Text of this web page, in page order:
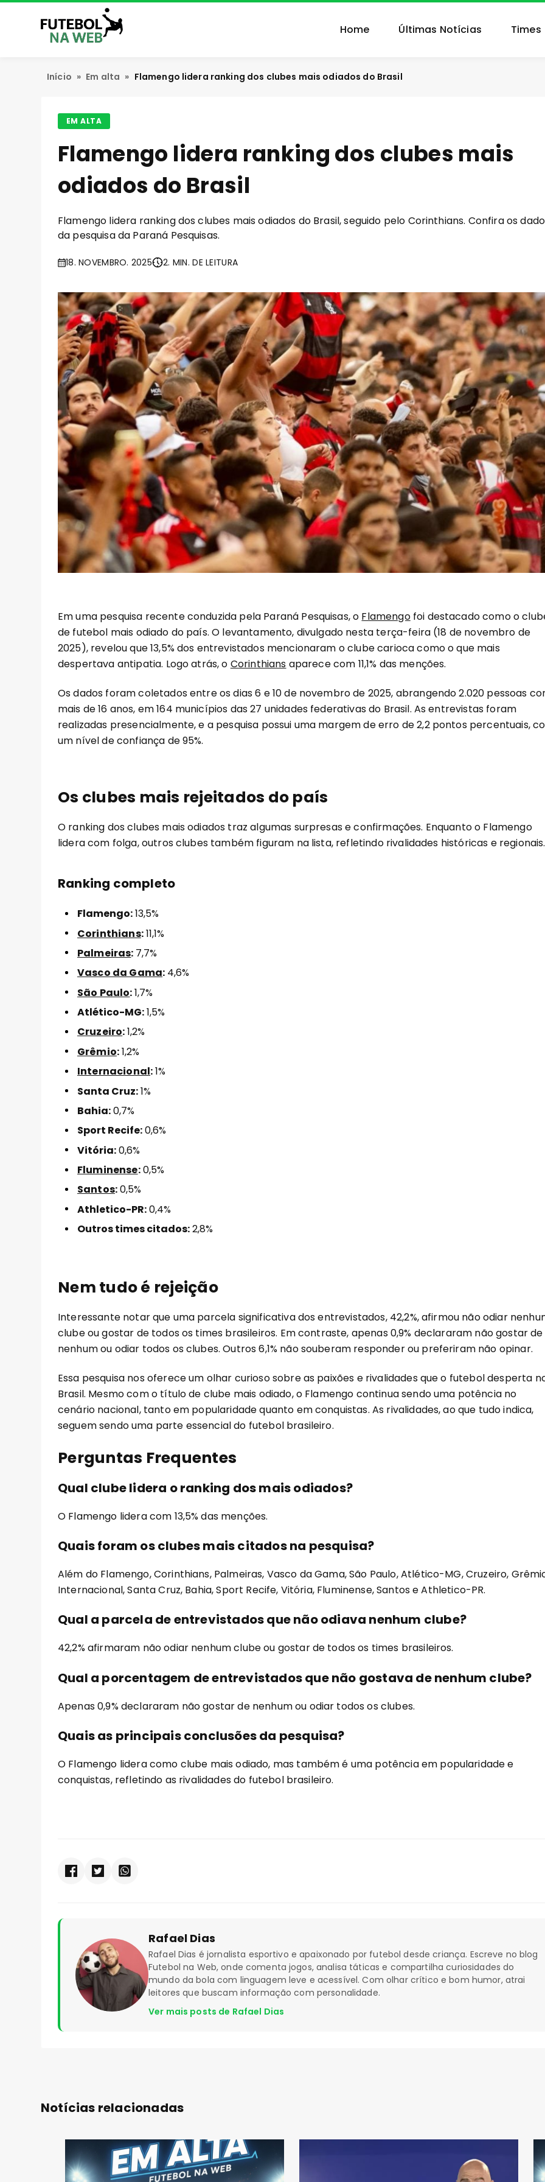
Home Últimas Notícias Times
Início » Em alta » Flamengo lidera ranking dos clubes mais odiados do Brasil
EM ALTA
Flamengo lidera ranking dos clubes mais
odiados do Brasil
Flamengo lidera ranking dos clubes mais odiados do Brasil, seguido pelo Corinthians. Confira os
da pesquisa da Paraná Pesquisas.
18. NOVEMBRO. 2025 2. MIN. DE LEITURA
Em uma pesquisa recente conduzida pela Paraná Pesquisas, o Flamengofoi destacado como o
de futebol mais odiado do país. O levantamento, divulgado nesta terça-feira (18 de novembro de
2025), revelou que 13,5% dos entrevistados mencionaram o clube carioca como o que mais
despertava antipatia. Logo atrás, o Corinthians aparece com 11,1% das menções.
Os dados foram coletados entre os dias 6 e 10 de novembro de 2025, abrangendo 2.020 pessoas
mais de 16 anos, em 164 municípios das 27 unidades federativas do Brasil. As entrevistas foram
realizadas presencialmente, e a pesquisa possui uma margem de erro de 2,2 pontos percentuais,
um nível de confiança de 95%.
Os clubes mais rejeitados do país
O ranking dos clubes mais odiados traz algumas surpresas e confirmações. Enquanto o Flamengo
lidera com folga, outros clubes também figuram na lista, refletindo rivalidades históricas e regionais.
Ranking completo
Flamengo:13,5%
Corinthians:11,1%
Palmeiras: 7,7%
Vasco da Gama: 4,6%
São Paulo:1,7%
Atlético-MG:1,5%
Cruzeiro:1,2%
Grêmio:1,2%
Internacional:1%
Santa Cruz:1%
Bahia:0,7%
Sport Recife:0,6%
Vitória:0,6%
Fluminense:0,5%
Santos:0,5%
Athletico-PR:0,4%
Outros times citados:2,8%
Nem tudo é rejeição
Interessante notar que uma parcela significativa dos entrevistados, 42,2%, afirmou não odiar
clube ou gostar de todos os times brasileiros. Em contraste, apenas 0,9% declararam não gostar de
nenhum ou odiar todos os clubes. Outros 6,1% não souberam responder ou preferiram não opinar.
Essa pesquisa nos oferece um olhar curioso sobre as paixões e rivalidades que o futebol desperta
Brasil. Mesmo com o título de clube mais odiado, o Flamengo continua sendo uma potência no
cenário nacional, tanto em popularidade quanto em conquistas. As rivalidades, ao que tudo indica,
seguem sendo uma parte essencial do futebol brasileiro.
Perguntas Frequentes
Qual clube lidera o ranking dos mais odiados?
O Flamengo lidera com 13,5% das menções.
Quais foram os clubes mais citados na pesquisa?
Além do Flamengo, Corinthians, Palmeiras, Vasco da Gama, São Paulo, Atlético-MG, Cruzeiro,
Internacional, Santa Cruz, Bahia, Sport Recife, Vitória, Fluminense, Santos e Athletico-PR.
Qual a parcela de entrevistados que não odiava nenhum clube?
42,2% afirmaram não odiar nenhum clube ou gostar de todos os times brasileiros.
Qual a porcentagem de entrevistados que não gostava de nenhum clube?
Apenas 0,9% declararam não gostar de nenhum ou odiar todos os clubes.
Quais as principais conclusões da pesquisa?
O Flamengo lidera como clube mais odiado, mas também é uma potência em popularidade e
conquistas, refletindo as rivalidades do futebol brasileiro.
Rafael Dias
Rafael Dias é jornalista esportivo e apaixonado por futebol desde criança. Escreve no blog
Futebol na Web, onde comenta jogos, analisa táticas e compartilha curiosidades do
mundo da bola com linguagem leve e acessível. Com olhar crítico e bom humor, atrai
leitores que buscam informação com personalidade.
Ver mais posts de Rafael Dias
Notícias relacionadas